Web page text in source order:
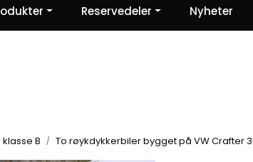
| Ris og ros Reservedeler Nyheter
B To røykdykkerbiler bygget på VW Crafter